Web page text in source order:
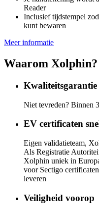
Reader
Inclusief tijdstempel
kunt bewaren
Meer informatie
Waarom Xolphin?
Kwaliteitsgarantie
Niet tevreden? Binnen
EV certificaten
Eigen validatieteam,
Als Registratie
Xolphin uniek in
voor Sectigo
leveren
Veiligheid voorop